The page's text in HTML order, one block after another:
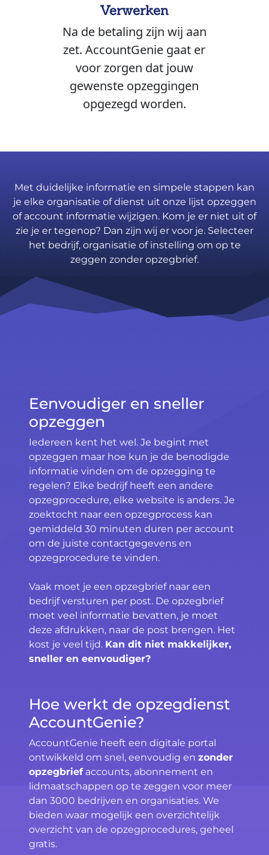
Verwerken
Na de betaling zijn wij aan
zet. AccountGenie gaat er
voor zorgen dat jouw
gewenste opzeggingen
opgezegd worden.
Met duidelijke informatie en simpele stappen kan
je elke organisatie of dienst uit onze lijst opzeggen
of account informatie wijzigen. Kom je er niet uit of
zie je er tegenop? Dan zijn wij er voor je. Selecteer
het bedrijf, organisatie of instelling om op te
zeggen zonder opzegbrief.
Eenvoudiger en sneller
opzeggen
Iedereen kent het wel. Je begint met
opzeggen maar hoe kun je de benodigde
informatie vinden om de opzegging te
regelen? Elke bedrijf heeft een andere
opzegprocedure, elke website is anders. Je
zoektocht naar een opzegprocess kan
gemiddeld 30 minuten duren per account
om de juiste contactgegevens en
opzegprocedure te vinden.
Vaak moet je een opzegbrief naar een
bedrijf versturen per post. De opzegbrief
moet veel informatie bevatten, je moet
deze afdrukken, naar de post brengen. Het
kost je veel tijd. Kan dit niet makkelijker,
sneller en eenvoudiger?
Hoe werkt de opzegdienst
AccountGenie?
AccountGenie heeft een digitale portal
ontwikkeld om snel, eenvoudig en zonder
opzegbriefaccounts, abonnement en
lidmaatschappen op te zeggen voor meer
dan 3000 bedrijven en organisaties. We
bieden waar mogelijk een overzichtelijk
overzicht van de opzegprocedures, geheel
gratis.